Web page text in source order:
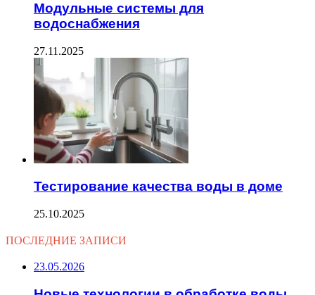
Модульные системы для
водоснабжения
27.11.2025
Тестирование качества воды в доме
25.10.2025
ПОСЛЕДНИЕ ЗАПИСИ
23.05.2026